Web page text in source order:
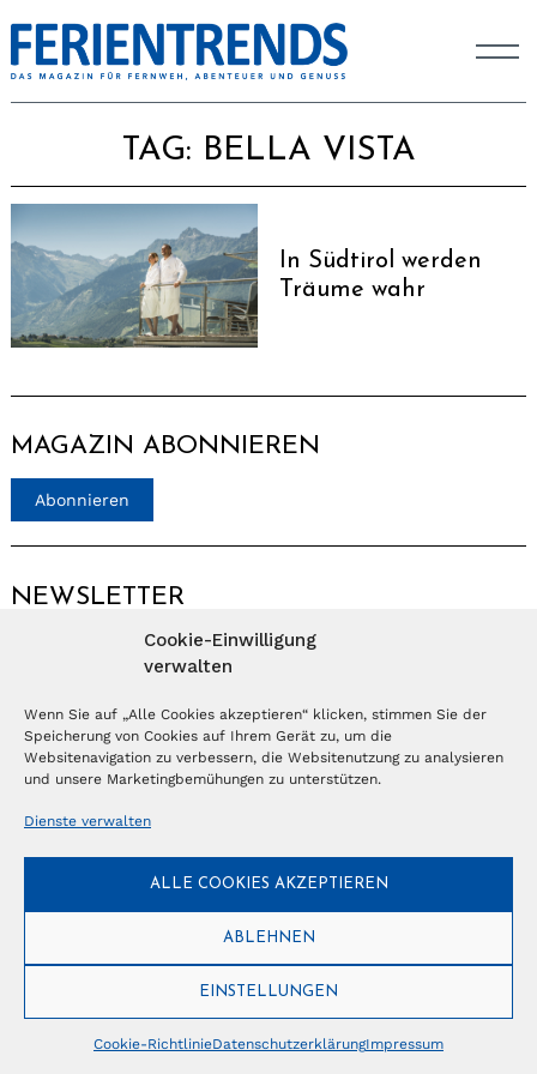
Cookie-Einwilligung
verwalten
Wenn Sie auf „Alle Cookies akzeptieren“ klicken, stimmen Sie der
Speicherung von Cookies auf Ihrem Gerät zu, um die
Websitenavigation zu verbessern, die Websitenutzung zu analysieren
und unsere Marketingbemühungen zu unterstützen.
Dienste verwalten
ALLE COOKIES AKZEPTIEREN
ABLEHNEN
EINSTELLUNGEN
Cookie-RichtlinieDatenschutzerklärungImpressum
TAG: BELLA VISTA
In Südtirol werden
Träume wahr
MAGAZIN ABONNIEREN
Abonnieren
NEWSLETTER
© Copyright 2026 – Ferientrends // info@tlvg.ch// +41 31 300 30 85 //
Tourismus Lifestyle Verlag GmbH // Frohbergweg 1 - CH-3012 Bern //
Datenschutzerklärung//Impressum